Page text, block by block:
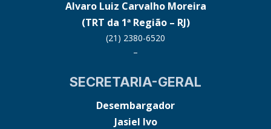
Alvaro Luiz Carvalho Moreira
(TRT da 1ª Região – RJ)
(21) 2380-6520
–
SECRETARIA-GERAL
Desembargador
Jasiel Ivo